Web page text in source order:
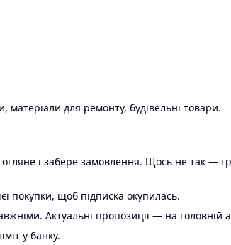
для ремонту, будівельні товари.
і забере замовлення. Щось не так —
покупки, щоб підписка окупилась.
Актуальні пропозиції — на головній
у банку.